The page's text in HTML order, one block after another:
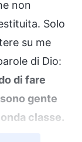
non
Solo
su me
di Dio:
di fare
gente
classe.